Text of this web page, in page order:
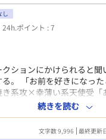
し
24h.ポイント : 7
ションにかけられると
。 「お前を好きになっ
き系攻×幸薄い系天使受「
飛び方すら忘れてしまった
続きを読む
文字数 9,996 最終更新